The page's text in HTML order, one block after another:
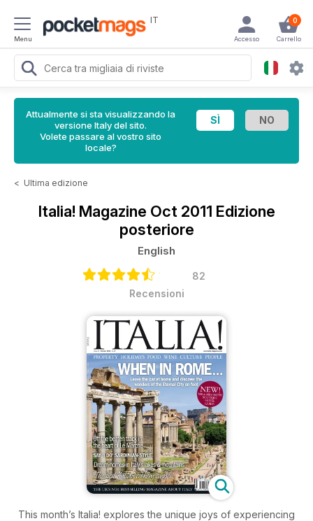
Menu
IT 0
Carrello
Accesso
Attualmente si sta visualizzando la
versione Italy del sito.
Volete passare al vostro sito
locale?
< Ultima edizione
Italia! Magazine Oct 2011 Edizione
posteriore
English
82
Recensioni
This month’s Italia! explores the unique joys of experiencing